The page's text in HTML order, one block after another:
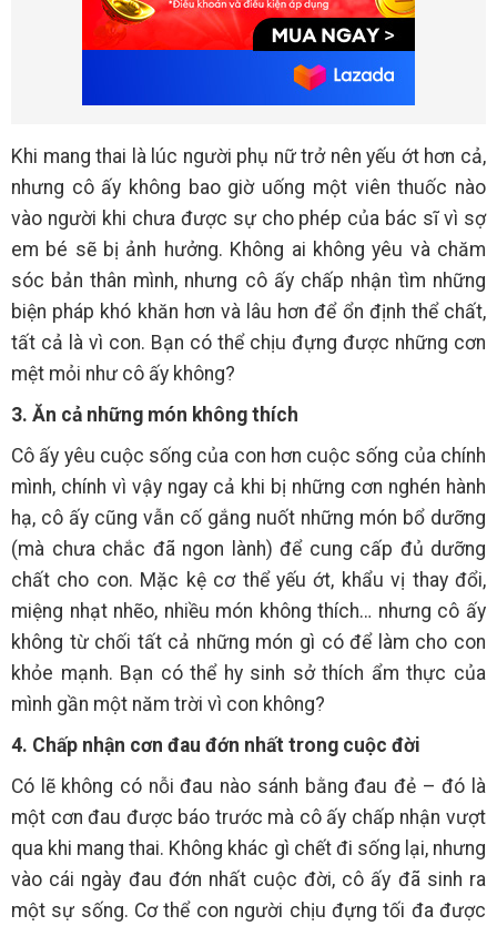
Khi mang thai là lúc người phụ nữ trở nên yếu ớt hơn cả,
nhưng cô ấy không bao giờ uống một viên thuốc nào
vào người khi chưa được sự cho phép của bác sĩ vì sợ
em bé sẽ bị ảnh hưởng. Không ai không yêu và chăm
sóc bản thân mình, nhưng cô ấy chấp nhận tìm những
biện pháp khó khăn hơn và lâu hơn để ổn định thể chất,
tất cả là vì con. Bạn có thể chịu đựng được những cơn
mệt mỏi như cô ấy không?
3. Ăn cả những món không thích
Cô ấy yêu cuộc sống của con hơn cuộc sống của chính
mình, chính vì vậy ngay cả khi bị những cơn nghén hành
hạ, cô ấy cũng vẫn cố gắng nuốt những món bổ dưỡng
(mà chưa chắc đã ngon lành) để cung cấp đủ dưỡng
chất cho con. Mặc kệ cơ thể yếu ớt, khẩu vị thay đổi,
miệng nhạt nhẽo, nhiều món không thích… nhưng cô ấy
không từ chối tất cả những món gì có để làm cho con
khỏe mạnh. Bạn có thể hy sinh sở thích ẩm thực của
mình gần một năm trời vì con không?
4. Chấp nhận cơn đau đớn nhất trong cuộc đời
Có lẽ không có nỗi đau nào sánh bằng đau đẻ – đó là
một cơn đau được báo trước mà cô ấy chấp nhận vượt
qua khi mang thai. Không khác gì chết đi sống lại, nhưng
vào cái ngày đau đớn nhất cuộc đời, cô ấy đã sinh ra
một sự sống. Cơ thể con người chịu đựng tối đa được